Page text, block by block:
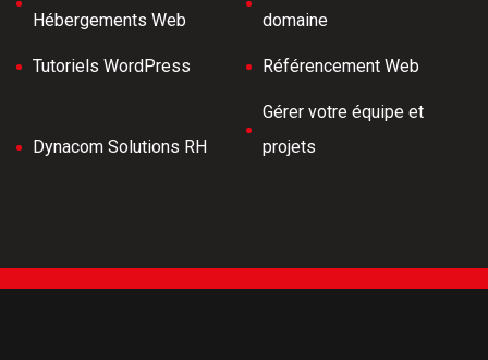
Hébergements Web
domaine
Tutoriels WordPress Référencement Web
Dynacom Solutions RH
Gérer votre équipe et
projets